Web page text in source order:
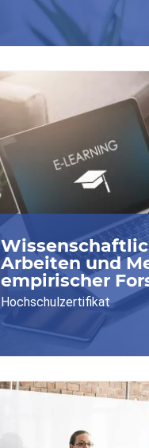
Arbeiten und
empirischer
Hochschulzertifikat